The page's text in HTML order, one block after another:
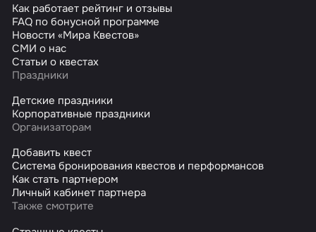
Как работает рейтинг и отзывы
FAQ по бонусной программе
Новости «Мира Квестов»
СМИ о нас
Статьи о квестах
Праздники
Детские праздники
Корпоративные праздники
Организаторам
Добавить квест
Система бронирования квестов и перформансов
Как стать партнером
Личный кабинет партнера
Также смотрите